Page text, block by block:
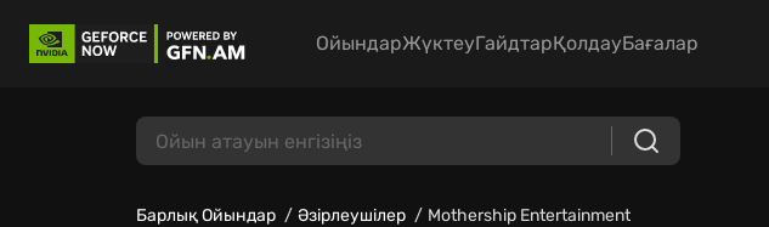
ОйындарЖүктеуГайдтарҚолдауБағалар
Барлық Ойындар Әзірлеушілер Mothership Entertainment